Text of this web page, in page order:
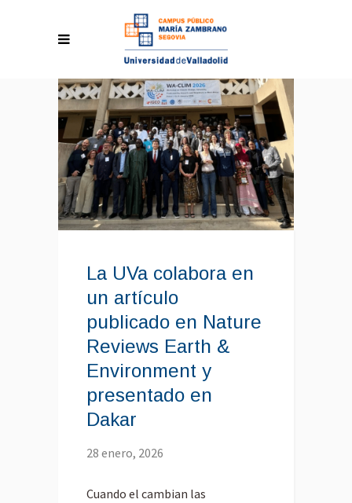
La UVa colabora en
un artículo
publicado en Nature
Reviews Earth &
Environment y
presentado en
Dakar
28 enero, 2026
Cuando el cambian las